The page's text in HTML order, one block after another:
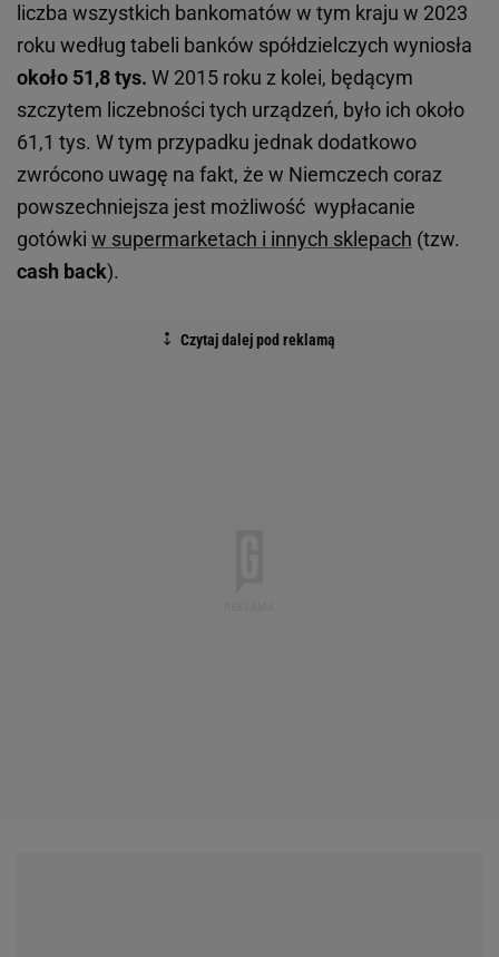
liczba wszystkich bankomatów w tym kraju w 2023
roku według tabeli banków spółdzielczych wyniosła
około 51,8 tys. W 2015 roku z kolei, będącym
szczytem liczebności tych urządzeń, było ich około
61,1 tys. W tym przypadku jednak dodatkowo
zwrócono uwagę na fakt, że w Niemczech coraz
powszechniejsza jest możliwość wypłacanie
gotówki w supermarketach i innych sklepach (tzw.
cash back).